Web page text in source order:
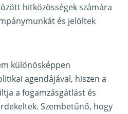
hitközösségek számára
és jelöltek
különösképpen
agendájával, hiszen a
a fogamzásgátlást és
Szembetűnő, hogy